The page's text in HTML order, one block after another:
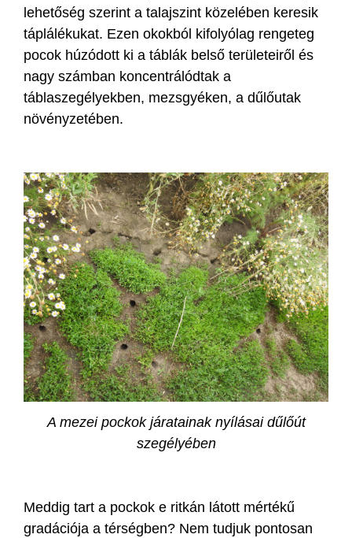
lehetőség szerint a talajszint közelében keresik
táplálékukat. Ezen okokból kifolyólag rengeteg
pocok húzódott ki a táblák belső területeiről és
nagy számban koncentrálódtak a
táblaszegélyekben, mezsgyéken, a dűlőutak
növényzetében.
A mezei pockok járatainak nyílásai dűlőút
szegélyében
Meddig tart a pockok e ritkán látott mértékű
gradációja a térségben? Nem tudjuk pontosan